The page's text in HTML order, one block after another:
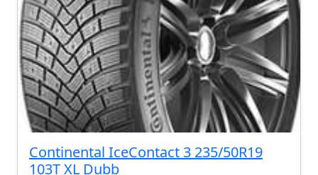
Continental IceContact 3 235/50R19
103T XL Dubb